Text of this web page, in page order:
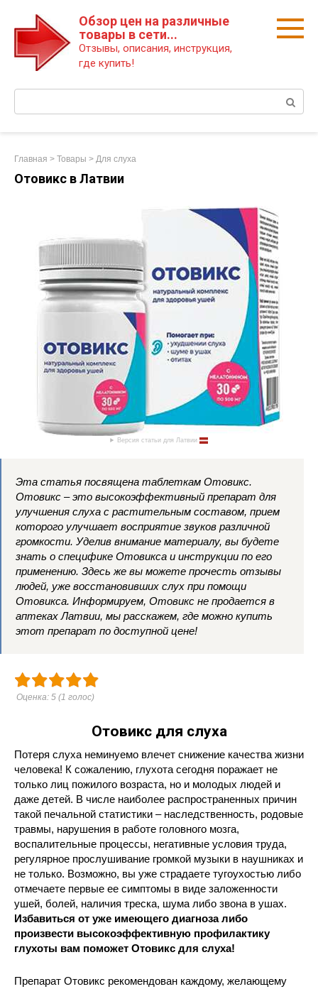
Обзор цен на различные
товары в сети...
Отзывы, описания, инструкция,
где купить!
Главная > Товары > Для слуха
Отовикс в Латвии
Версия статьи для Латвии
Эта статья посвящена таблеткам Отовикс.
Отовикс – это высокоэффективный препарат для
улучшения слуха с растительным составом, прием
которого улучшает восприятие звуков различной
громкости. Уделив внимание материалу, вы будете
знать о специфике Отовикса и инструкции по его
применению. Здесь же вы можете прочесть отзывы
людей, уже восстановивших слух при помощи
Отовикса. Информируем, Отовикс не продается в
аптеках Латвии, мы расскажем, где можно купить
этот препарат по доступной цене!
Оценка: 5 (1 голос)
Отовикс для слуха
Потеря слуха неминуемо влечет снижение качества жизни
человека! К сожалению, глухота сегодня поражает не
только лиц пожилого возраста, но и молодых людей и
даже детей. В числе наиболее распространенных причин
такой печальной статистики – наследственность, родовые
травмы, нарушения в работе головного мозга,
воспалительные процессы, негативные условия труда,
регулярное прослушивание громкой музыки в наушниках и
не только. Возможно, вы уже страдаете тугоухостью либо
отмечаете первые ее симптомы в виде заложенности
ушей, болей, наличия треска, шума либо звона в ушах.
Избавиться от уже имеющего диагноза либо
произвести высокоэффективную профилактику
глухоты вам поможет Отовикс для слуха!
Препарат Отовикс рекомендован каждому, желающему